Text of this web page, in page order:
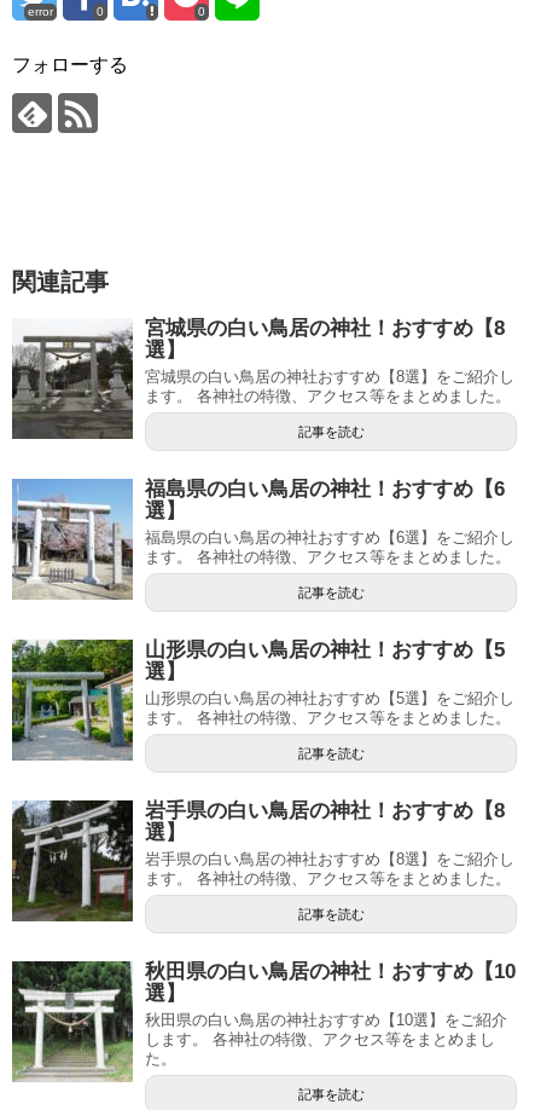
error 0 0
フォローする
関連記事
宮城県の白い鳥居の神社！おすすめ【8
選】
宮城県の白い鳥居の神社おすすめ【8選】をご紹介し
ます。 各神社の特徴、アクセス等をまとめました。
記事を読む
福島県の白い鳥居の神社！おすすめ【6
選】
福島県の白い鳥居の神社おすすめ【6選】をご紹介し
ます。 各神社の特徴、アクセス等をまとめました。
記事を読む
山形県の白い鳥居の神社！おすすめ【5
選】
山形県の白い鳥居の神社おすすめ【5選】をご紹介し
ます。 各神社の特徴、アクセス等をまとめました。
記事を読む
岩手県の白い鳥居の神社！おすすめ【8
選】
岩手県の白い鳥居の神社おすすめ【8選】をご紹介し
ます。 各神社の特徴、アクセス等をまとめました。
記事を読む
秋田県の白い鳥居の神社！おすすめ【10
選】
秋田県の白い鳥居の神社おすすめ【10選】をご紹介
します。 各神社の特徴、アクセス等をまとめまし
た。
記事を読む